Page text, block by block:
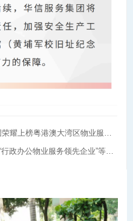
上一篇：卓越服务力 | 华信服务集团荣耀上榜粤港澳大湾区物业服务力百强
下一篇：物业500强 | 华信服务荣获“行政办公物业服务领先企业”等奖项，彰显卓越物业服务实力